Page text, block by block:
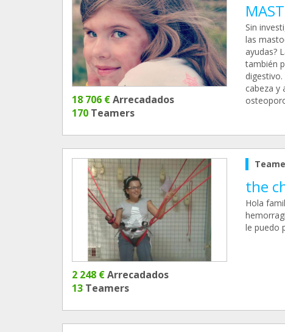
18 706 €Arrecadados
170 Teamers
Sin
las
ayudas?
también
cabeza y
2 248 €Arrecadados
13 Teamers
the
Hola
le puedo